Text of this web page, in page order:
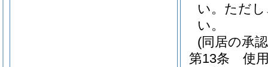
い。 ただ
い。
(同居の承
第13条
使